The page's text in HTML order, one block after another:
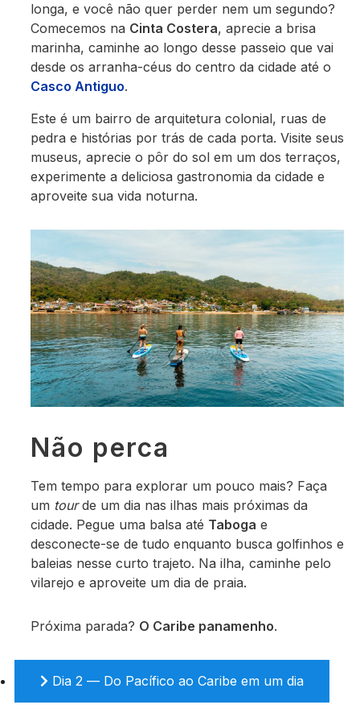
longa, e você não quer perder nem um segundo?
Comecemos na Cinta Costera, aprecie a brisa
marinha, caminhe ao longo desse passeio que vai
desde os arranha-céus do centro da cidade até o
Casco Antiguo.
Este é um bairro de arquitetura colonial, ruas de
pedra e histórias por trás de cada porta. Visite seus
museus, aprecie o pôr do sol em um dos terraços,
experimente a deliciosa gastronomia da cidade e
aproveite sua vida noturna.
Não perca
Tem tempo para explorar um pouco mais? Faça
um tourde um dia nas ilhas mais próximas da
cidade. Pegue uma balsa até Taboga e
desconecte-se de tudo enquanto busca golfinhos e
baleias nesse curto trajeto. Na ilha, caminhe pelo
vilarejo e aproveite um dia de praia.
Próxima parada? O Caribe panamenho.
Dia 2 — Do Pacífico ao Caribe em um dia